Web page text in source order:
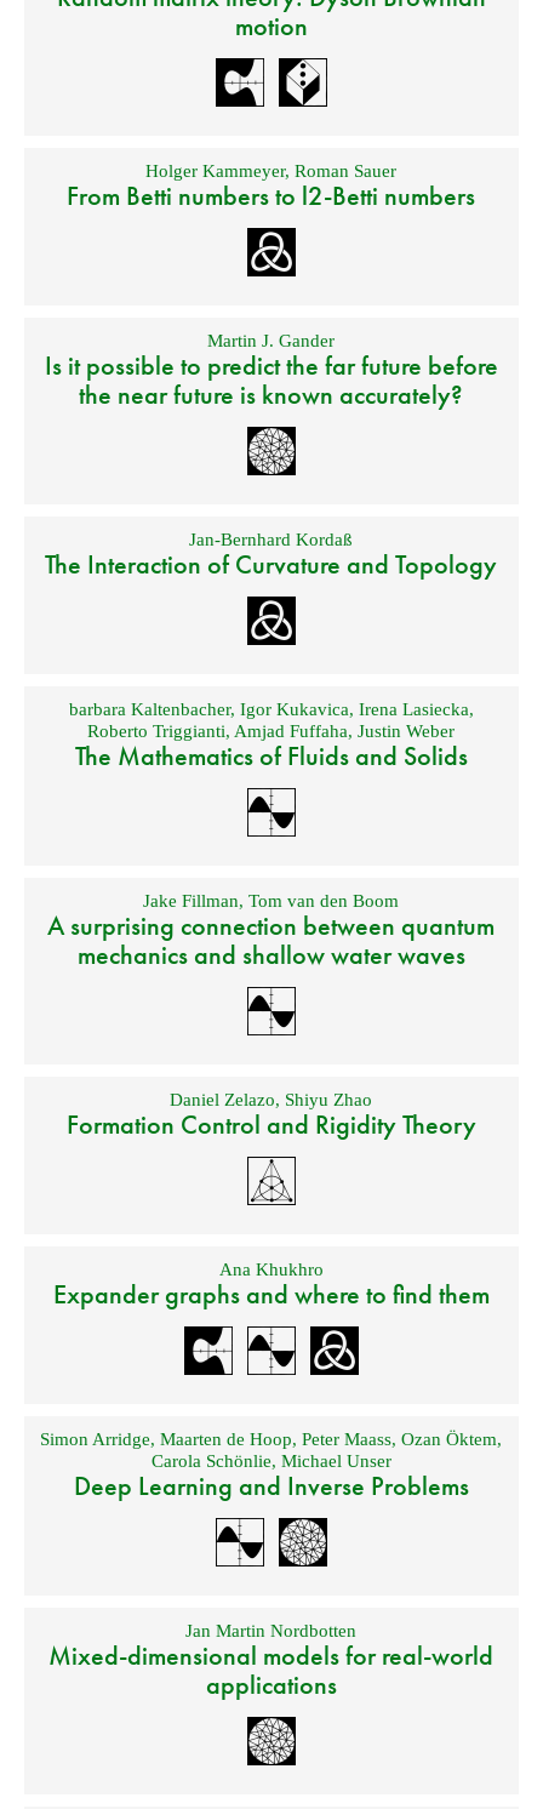
motion
Holger Kammeyer,Roman Sauer
From Betti numbers to l2-Betti numbers
Martin J. Gander
Is it possible to predict the far future before
the near future is known accurately?
Jan-Bernhard Kordaß
The Interaction of Curvature and Topology
barbara Kaltenbacher, Igor Kukavica, Irena Lasiecka,
Roberto Triggianti,Amjad Fuffaha,Justin Weber
The Mathematics of Fluids and Solids
Jake Fillman,Tom van den Boom
A surprising connection between quantum
mechanics and shallow water waves
Daniel Zelazo, Shiyu Zhao
Formation Control and Rigidity Theory
Ana Khukhro
Expander graphs and where to find them
Simon Arridge,Maarten de Hoop,Peter Maass,Ozan Öktem,
Carola Schönlie, Michael Unser
Deep Learning and Inverse Problems
Jan Martin Nordbotten
Mixed-dimensional models for real-world
applications